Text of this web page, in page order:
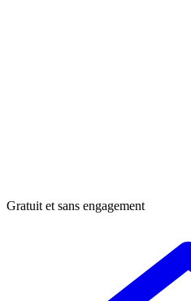
Gratuit et sans engagement